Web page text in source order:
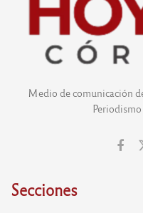
Medio de comunicación
Secciones